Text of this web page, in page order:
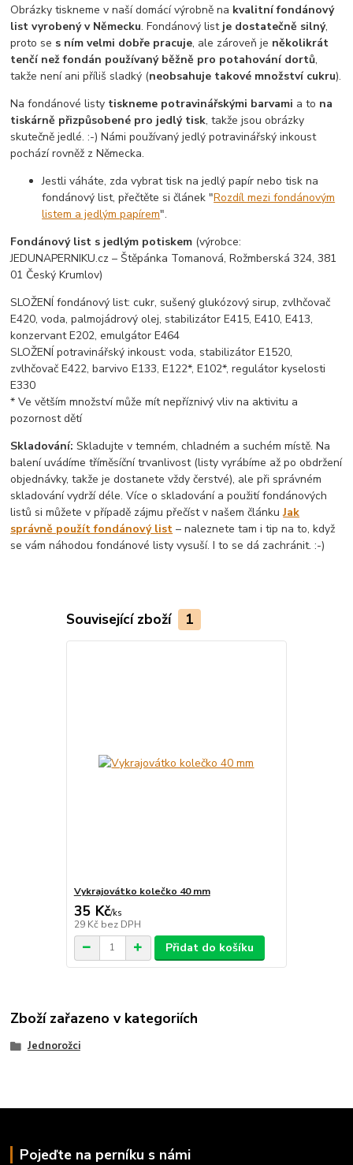
Obrázky tiskneme v naší domácí výrobně na kvalitní fondánový
list vyrobený v Německu. Fondánový list je dostatečně silný,
proto se s ním velmi dobře pracuje, ale zároveň je několikrát
tenčí než fondán používaný běžně pro potahování dortů,
takže není ani příliš sladký (neobsahuje takové množství cukru).
Na fondánové listy tiskneme potravinářskými barvami a to na
tiskárně přizpůsobené pro jedlý tisk, takže jsou obrázky
skutečně jedlé. :-) Námi používaný jedlý potravinářský inkoust
pochází rovněž z Německa.
Jestli váháte, zda vybrat tisk na jedlý papír nebo tisk na
fondánový list, přečtěte si článek "Rozdíl mezi fondánovým
listem a jedlým papírem".
Fondánový list s jedlým potiskem (výrobce:
JEDUNAPERNIKU.cz – Štěpánka Tomanová, Rožmberská 324, 381
01 Český Krumlov)
SLOŽENÍ fondánový list: cukr, sušený glukózový sirup, zvlhčovač
E420, voda, palmojádrový olej, stabilizátor E415, E410, E413,
konzervant E202, emulgátor E464
SLOŽENÍ potravinářský inkoust: voda, stabilizátor E1520,
zvlhčovač E422, barvivo E133, E122*, E102*, regulátor kyselosti
E330
* Ve větším množství může mít nepříznivý vliv na aktivitu a
pozornost dětí
Skladování: Skladujte v temném, chladném a suchém místě. Na
balení uvádíme tříměsíční trvanlivost (listy vyrábíme až po obdržení
objednávky, takže je dostanete vždy čerstvé), ale při správném
skladování vydrží déle. Více o skladování a použití fondánových
listů si můžete v případě zájmu přečíst v našem článkuJak
správně použít fondánový list – naleznete tam i tip na to, když
se vám náhodou fondánové listy vysuší. I to se dá zachránit. :-)
Související zboží 1
Vykrajovátko kolečko 40 mm
35 Kč/ks
29 Kč bez DPH
Přidat do košíku
Zboží zařazeno v kategoriích
Jednorožci
Pojeďte na perníku s námi